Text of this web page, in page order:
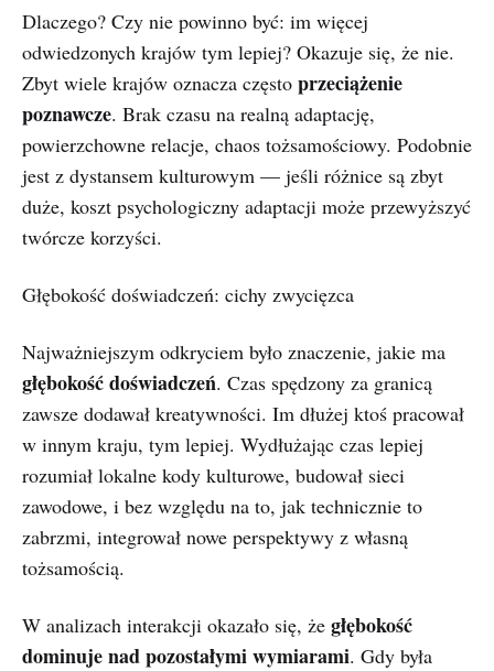
Dlaczego? Czy nie powinno być: im więcej
odwiedzonych krajów tym lepiej? Okazuje się, że nie.
Zbyt wiele krajów oznacza często przeciążenie
poznawcze. Brak czasu na realną adaptację,
powierzchowne relacje, chaos tożsamościowy. Podobnie
jest z dystansem kulturowym — jeśli różnice są zbyt
duże, koszt psychologiczny adaptacji może przewyższyć
twórcze korzyści.
Głębokość doświadczeń: cichy zwycięzca
Najważniejszym odkryciem było znaczenie, jakie ma
głębokość doświadczeń. Czas spędzony za granicą
zawsze dodawał kreatywności. Im dłużej ktoś pracował
w innym kraju, tym lepiej. Wydłużając czas lepiej
rozumiał lokalne kody kulturowe, budował sieci
zawodowe, i bez względu na to, jak technicznie to
zabrzmi, integrował nowe perspektywy z własną
tożsamością.
W analizach interakcji okazało się, że głębokość
dominuje nad pozostałymi wymiarami. Gdy była